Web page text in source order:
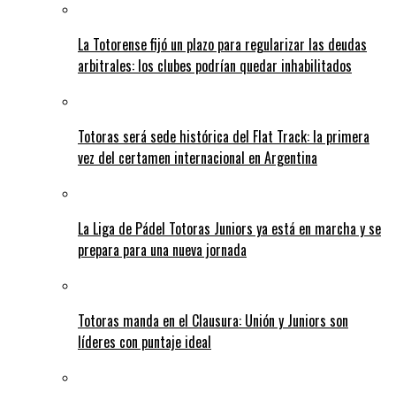
La Totorense fijó un plazo para regularizar las deudas
arbitrales: los clubes podrían quedar inhabilitados
Totoras será sede histórica del Flat Track: la primera
vez del certamen internacional en Argentina
La Liga de Pádel Totoras Juniors ya está en marcha y se
prepara para una nueva jornada
Totoras manda en el Clausura: Unión y Juniors son
líderes con puntaje ideal